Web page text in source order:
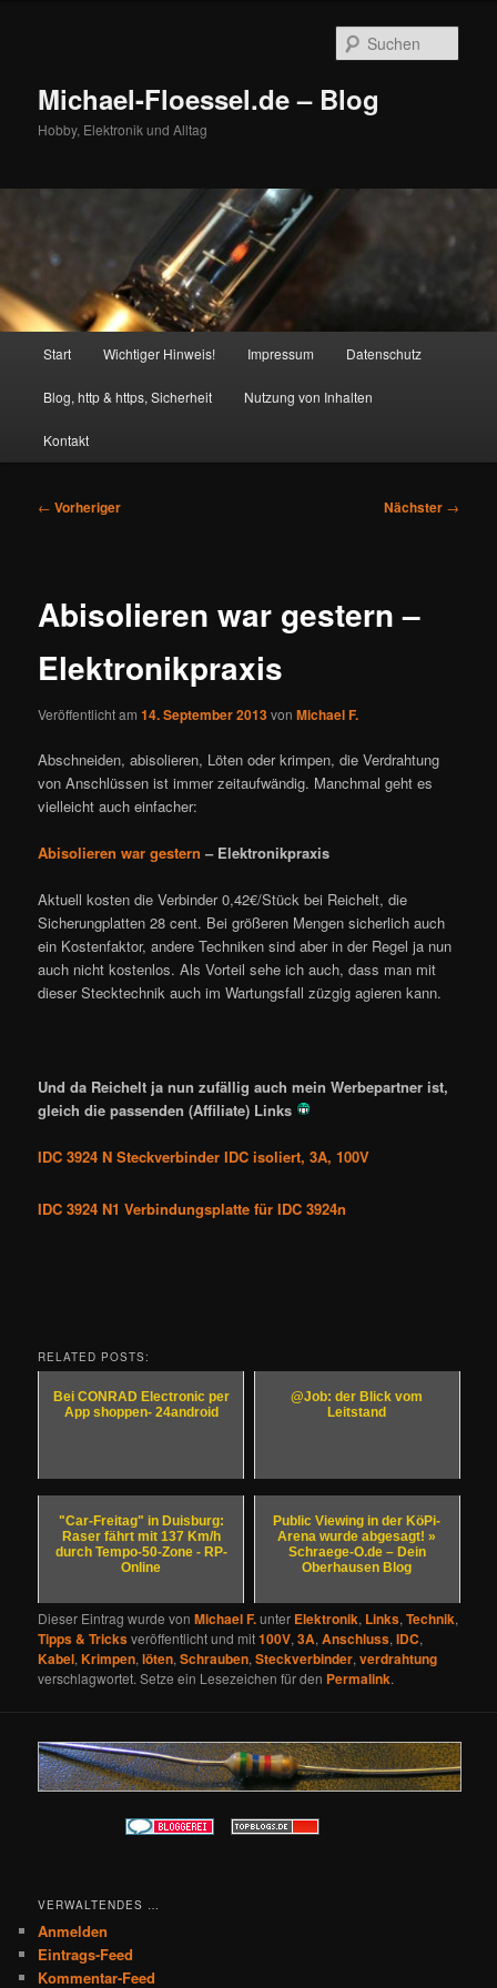
Michael-Floessel.de – Blog
Hobby, Elektronik und Alltag
Start Wichtiger Hinweis! Impressum Datenschutz
Blog, http & https, Sicherheit Nutzung von Inhalten
Kontakt
Beitragsnavigation
← Vorheriger Nächster →
Abisolieren war gestern –
Elektronikpraxis
Veröffentlicht am14. September 2013vonMichael F.
Abschneiden, abisolieren, Löten oder krimpen, die Verdrahtung
von Anschlüssen ist immer zeitaufwändig. Manchmal geht es
vielleicht auch einfacher:
Abisolieren war gestern – Elektronikpraxis
Aktuell kosten die Verbinder 0,42€/Stück bei Reichelt, die
Sicherungplatten 28 cent. Bei größeren Mengen sicherlich auch
ein Kostenfaktor, andere Techniken sind aber in der Regel ja nun
auch nicht kostenlos. Als Vorteil sehe ich auch, dass man mit
dieser Stecktechnik auch im Wartungsfall züzgig agieren kann.
Und da Reichelt ja nun zufällig auch mein Werbepartner ist,
gleich die passenden (Affiliate) Links
IDC 3924 N Steckverbinder IDC isoliert, 3A, 100V
IDC 3924 N1 Verbindungsplatte für IDC 3924n
RELATED POSTS:
Bei CONRAD Electronic per
App shoppen- 24android
@Job: der Blick vom
Leitstand
"Car-Freitag" in Duisburg:
Raser fährt mit 137 Km/h
durch Tempo-50-Zone - RP-
Online
Public Viewing in der KöPi-
Arena wurde abgesagt! »
Schraege-O.de – Dein
Oberhausen Blog
Dieser Eintrag wurde vonMichael F.unter Elektronik, Links,Technik,
Tipps & Tricksveröffentlicht und mit100V,3A,Anschluss,IDC,
Kabel,Krimpen,löten,Schrauben,Steckverbinder,verdrahtung
verschlagwortet. Setze ein Lesezeichen für den Permalink.
VERWALTENDES …
Anmelden
Eintrags-Feed
Kommentar-Feed